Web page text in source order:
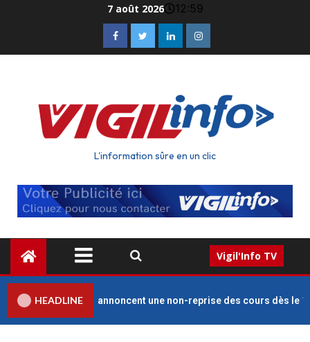
7 août 2026 12:59
L'information sûre en un clic
Vigil'Info TV
HEADLINE
des enseignants annoncent une non-reprise des cours dès le 1er